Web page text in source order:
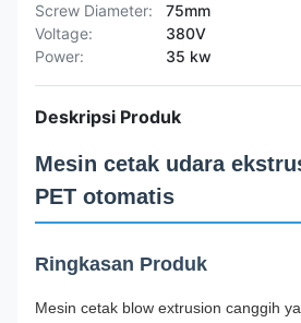
Screw Diameter:
75mm
Voltage:
380V
Power:
35 kw
Deskripsi Produk
Mesin cetak udara
PET otomatis
Ringkasan Produk
Mesin cetak blow extrusion canggih